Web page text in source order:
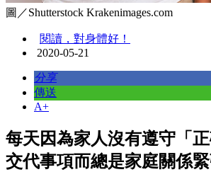
圖／Shutterstock Krakenimages.com
閱讀，對身體好！
2020-05-21
分享
傳送
A+
每天因為家人沒有遵守「
交代事項而總是家庭關係